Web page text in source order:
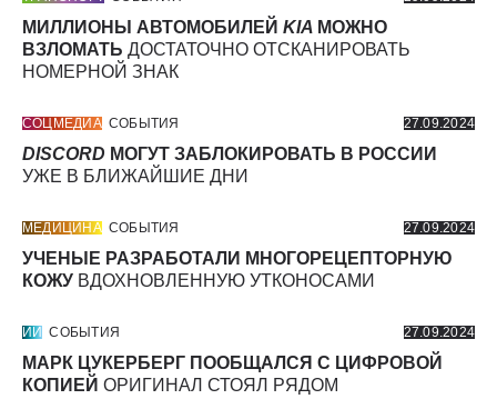
МИЛЛИОНЫ АВТОМОБИЛЕЙ KIA МОЖНО
ВЗЛОМАТЬ ДОСТАТОЧНО ОТСКАНИРОВАТЬ
НОМЕРНОЙ ЗНАК
СОЦМЕДИА СОБЫТИЯ 27.09.2024
DISCORD МОГУТ ЗАБЛОКИРОВАТЬ В РОССИИ
УЖЕ В БЛИЖАЙШИЕ ДНИ
МЕДИЦИНА СОБЫТИЯ 27.09.2024
УЧЕНЫЕ РАЗРАБОТАЛИ МНОГОРЕЦЕПТОРНУЮ
КОЖУ ВДОХНОВЛЕННУЮ УТКОНОСАМИ
ИИ СОБЫТИЯ 27.09.2024
МАРК ЦУКЕРБЕРГ ПООБЩАЛСЯ С ЦИФРОВОЙ
КОПИЕЙ ОРИГИНАЛ СТОЯЛ РЯДОМ